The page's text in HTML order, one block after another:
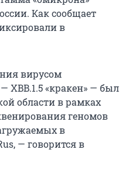
Как сообщает
в
вирусом
XBB.1.5 «кракен» — был
области в рамках
геномов
в
— говорится в